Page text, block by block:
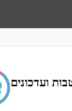
ועדכונים